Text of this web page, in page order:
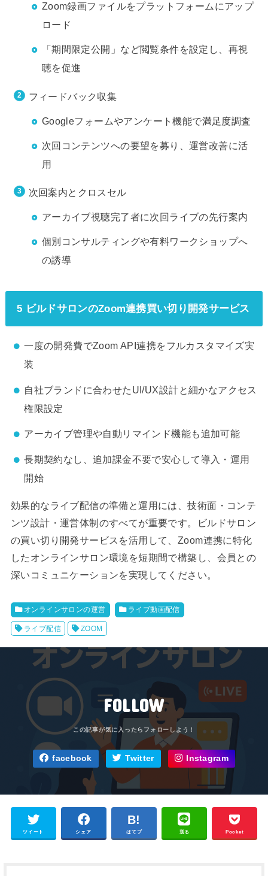
Zoom録画ファイルをプラットフォームにアップ
ロード
「期間限定公開」など閲覧条件を設定し、再視
聴を促進
フィードバック収集
Googleフォームやアンケート機能で満足度調査
次回コンテンツへの要望を募り、運営改善に活
用
次回案内とクロスセル
アーカイブ視聴完了者に次回ライブの先行案内
個別コンサルティングや有料ワークショップへ
の誘導
5 ビルドサロンのZoom連携買い切り開発サービス
一度の開発費でZoom API連携をフルカスタマイズ実
装
自社ブランドに合わせたUI/UX設計と細かなアクセス
権限設定
アーカイブ管理や自動リマインド機能も追加可能
長期契約なし、追加課金不要で安心して導入・運用
開始
効果的なライブ配信の準備と運用には、技術面・コンテ
ンツ設計・運営体制のすべてが重要です。ビルドサロン
の買い切り開発サービスを活用して、Zoom連携に特化
したオンラインサロン環境を短期間で構築し、会員との
深いコミュニケーションを実現してください。
オンラインサロンの運営 ライブ動画配信
ライブ配信 ZOOM
FOLLOW
facebook Twitter Instagram
ツイート シェア はてブ 送る Pocket